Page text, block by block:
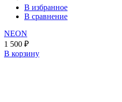
В избранное
В сравнение
NEON
1 500 ₽
В корзину